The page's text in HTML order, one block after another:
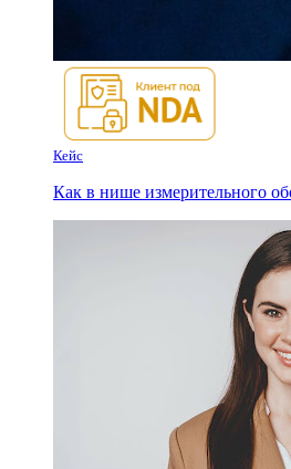
Кейс
Как в нише измерительного